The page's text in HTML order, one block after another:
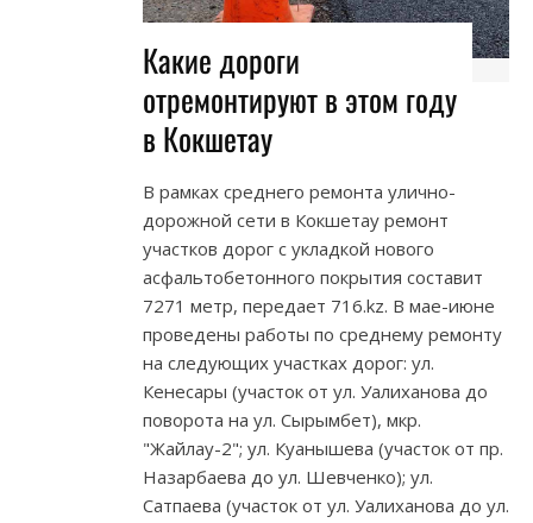
Какие дороги
отремонтируют в этом году
в Кокшетау
В рамках среднего ремонта улично-
дорожной сети в Кокшетау ремонт
участков дорог с укладкой нового
асфальтобетонного покрытия составит
7271 метр, передает 716.kz. В мае-июне
проведены работы по среднему ремонту
на следующих участках дорог: ул.
Кенесары (участок от ул. Уалиханова до
поворота на ул. Сырымбет), мкр.
"Жайлау-2"; ул. Куанышева (участок от пр.
Назарбаева до ул. Шевченко); ул.
Сатпаева (участок от ул. Уалиханова до ул.